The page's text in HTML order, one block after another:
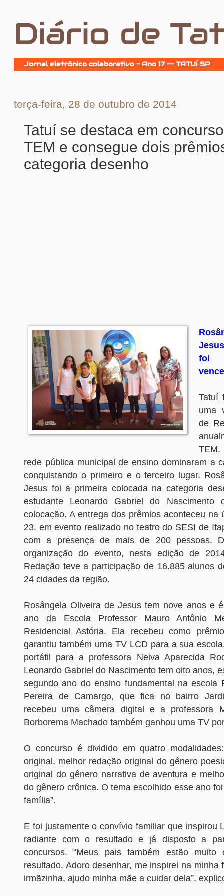
Diário de
Jornal eletrônico colaborativo - Ano 17 -- TATUÍ SP
terça-feira, 28 de outubro de 2014
Tatuí se destaca em
TEM e consegue dois
categoria desenho
foi
Tatuí
uma
de
rede pública municipal de ensino dominaram a
conquistando o primeiro e o terceiro lugar.
Jesus foi a primeira colocada na categoria
estudante Leonardo Gabriel do Nascimento
colocação. A entrega dos prêmios aconteceu na
23, em evento realizado no teatro do SESI de
com a presença de mais de 200 pessoas.
organização do evento, nesta edição de
Redação teve a participação de 16.885 alunos
24 cidades da região.
Rosângela Oliveira de Jesus tem nove anos e
ano da Escola Professor Mauro Antônio
Residencial Astória. Ela recebeu como
garantiu também uma TV LCD para a sua
portátil para a professora Neiva Aparecida
Leonardo Gabriel do Nascimento tem oito anos,
segundo ano do ensino fundamental na escola
Pereira de Camargo, que fica no bairro
recebeu uma câmera digital e a professora
Borborema Machado também ganhou uma TV
O concurso é dividido em quatro
original, melhor redação original do gênero
original do gênero narrativa de aventura e
do gênero crônica. O tema escolhido esse ano
família”.
E foi justamente o convívio familiar que inspirou
radiante com o resultado e já disposto a
concursos. “Meus pais também estão muito
resultado. Adoro desenhar, me inspirei na minha
irmãzinha, ajudo minha mãe a cuidar dela”,